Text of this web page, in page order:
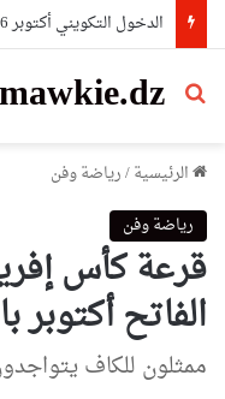
بحث عن
الرئيسية/رياضة وفن
رياضة وفن
قرعة كأس
الفاتح أكتوبر
ممثلون للكاف